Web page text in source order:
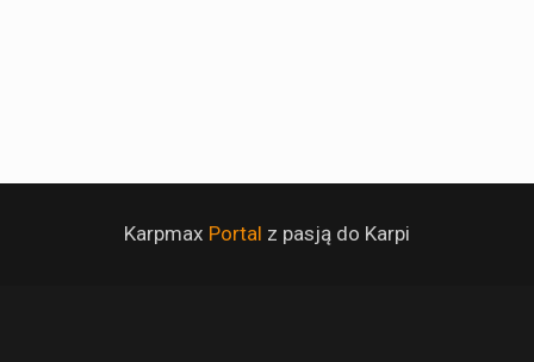
Karpmax Portal z pasją do Karpi